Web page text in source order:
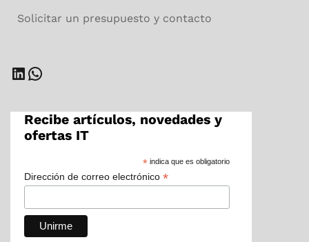
Solicitar un presupuesto y contacto
LinkedIn
WhatsApp
Recibe artículos, novedades y
ofertas IT
*indica que es obligatorio
Dirección de correo electrónico *